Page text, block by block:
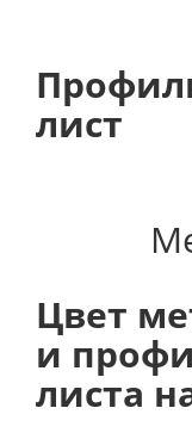
лист
Цвет
и
листа